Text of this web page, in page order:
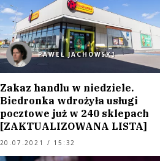
PAWEŁ JACHOWSKI
Zakaz handlu w niedziele.
Biedronka wdrożyła usługi
pocztowe już w 240 sklepach
[ZAKTUALIZOWANA LISTA]
20.07.2021 / 15:32